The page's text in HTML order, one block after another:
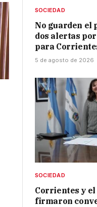
SOCIEDAD
No guarden el
dos alertas
para
5 de agosto de 2026
SOCIEDAD
Corrientes y
firmaron